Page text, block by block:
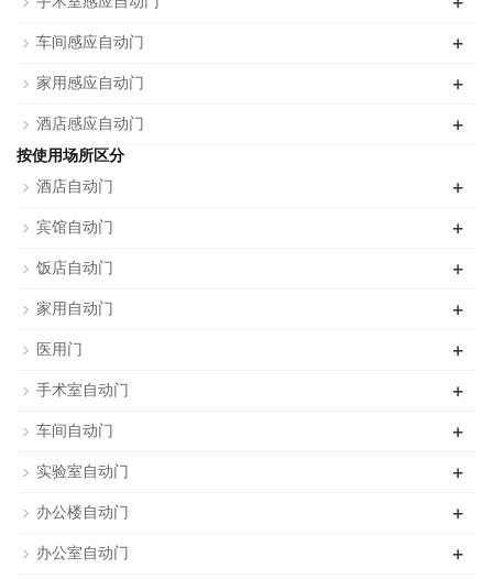
车间感应自动门 +
家用感应自动门 +
酒店感应自动门 +
按使用场所区分
酒店自动门
+
宾馆自动门 +
饭店自动门 +
家用自动门 +
医用门 +
手术室自动门 +
车间自动门 +
实验室自动门 +
办公楼自动门 +
办公室自动门 +